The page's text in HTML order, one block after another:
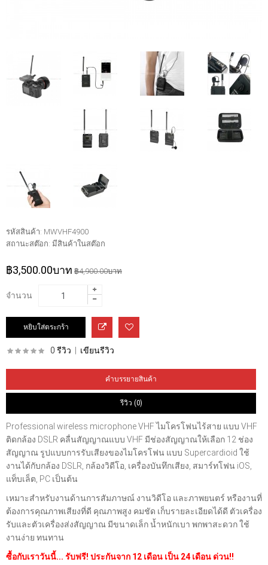
รหัสสินค้า: MWVHF4900
สถานะสต๊อก: มีสินค้าในสต๊อก
฿3,500.00บาท ฿4,900.00บาท
จำนวน
0 รีวิว เขียนรีวิว
คำบรรยายสินค้า
รีวิว (0)
Professional wireless microphone VHF ไมโครโฟนไร้สาย แบบ VHF
ติดกล้อง DSLR คลื่นสัญญาณแบบ VHF มีช่องสัญญาณให้เลือก 12 ช่อง
สัญญาณ รูปแบบการรับเสียงของไมโครโฟน แบบ Supercardioid ใช้
งานได้กับกล้อง DSLR, กล้องวิดีโอ, เครื่องบันทึกเสียง, สมาร์ทโฟน iOS,
แท็บเล็ต, PC เป็นต้น
เหมาะสำหรับงานด้านการสัมภาษณ์ งานวิดีโอ และภาพยนตร์ หรืองานที่
ต้องการคุณภาพเสียงที่ดี คุณภาพสูง คมชัด เก็บรายละเอียดได้ดี ตัวเครื่อง
รับและตัวเครื่องส่งสัญญาณ มีขนาดเล็ก น้ำหนักเบา พกพาสะดวก ใช้
งานง่าย ทนทาน
ซื้อกับเราวันนี้... รับฟรี! ประกันจาก 12 เดือน เป็น 24 เดือน ด่วน!!